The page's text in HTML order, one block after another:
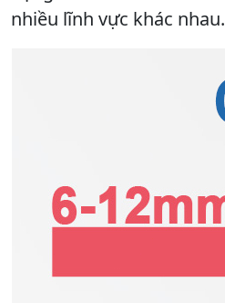
nhiều lĩnh vực khác nhau.